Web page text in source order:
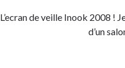
L’ecran de veille Inook 2008 !
d’un